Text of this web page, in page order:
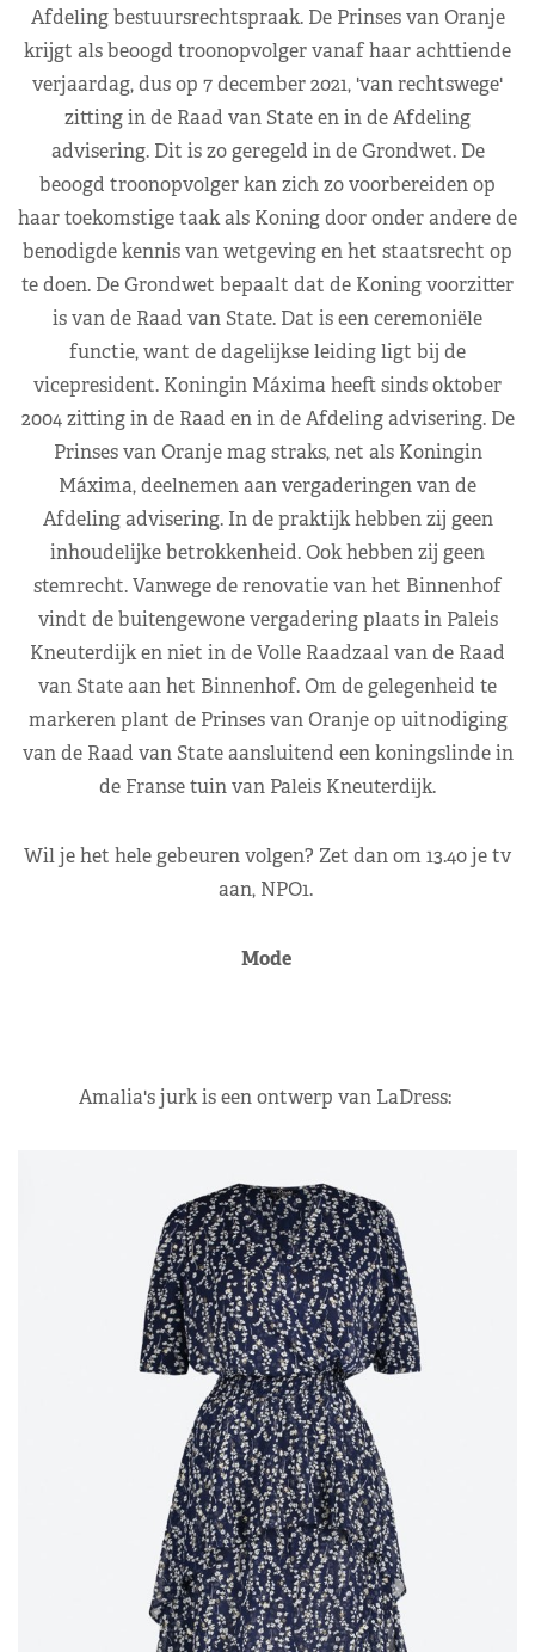
Afdeling bestuursrechtspraak. De Prinses van Oranje
krijgt als beoogd troonopvolger vanaf haar achttiende
verjaardag, dus op 7 december 2021, 'van rechtswege'
zitting in de Raad van State en in de Afdeling
advisering. Dit is zo geregeld in de Grondwet. De
beoogd troonopvolger kan zich zo voorbereiden op
haar toekomstige taak als Koning door onder andere de
benodigde kennis van wetgeving en het staatsrecht op
te doen. De Grondwet bepaalt dat de Koning voorzitter
is van de Raad van State. Dat is een ceremoniële
functie, want de dagelijkse leiding ligt bij de
vicepresident. Koningin Máxima heeft sinds oktober
2004 zitting in de Raad en in de Afdeling advisering. De
Prinses van Oranje mag straks, net als Koningin
Máxima, deelnemen aan vergaderingen van de
Afdeling advisering. In de praktijk hebben zij geen
inhoudelijke betrokkenheid. Ook hebben zij geen
stemrecht. Vanwege de renovatie van het Binnenhof
vindt de buitengewone vergadering plaats in Paleis
Kneuterdijk en niet in de Volle Raadzaal van de Raad
van State aan het Binnenhof. Om de gelegenheid te
markeren plant de Prinses van Oranje op uitnodiging
van de Raad van State aansluitend een koningslinde in
de Franse tuin van Paleis Kneuterdijk.
Wil je het hele gebeuren volgen? Zet dan om 13.40 je tv
aan, NPO1.
Mode
Amalia's jurk is een ontwerp van LaDress: